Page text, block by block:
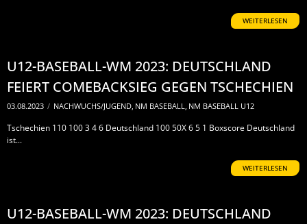
WEITERLESEN
U12-BASEBALL-WM 2023: DEUTSCHLAND
FEIERT COMEBACKSIEG GEGEN TSCHECHIEN
03.08.2023 / NACHWUCHS/JUGEND, NM BASEBALL, NM BASEBALL U12
Tschechien 110 100 3 4 6 Deutschland 100 50X 6 5 1 Boxscore Deutschland
ist...
WEITERLESEN
U12-BASEBALL-WM 2023: DEUTSCHLAND